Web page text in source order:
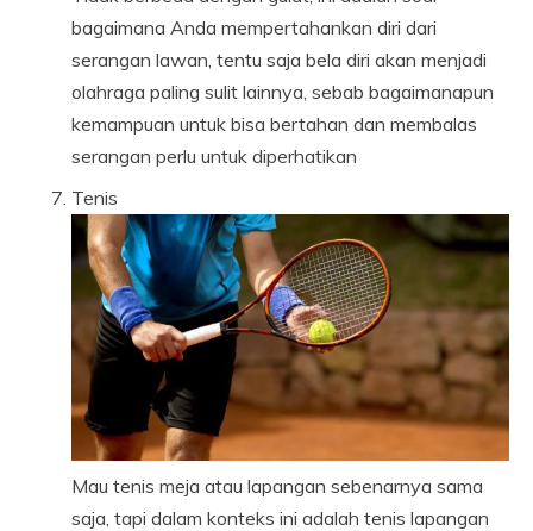
bagaimana Anda mempertahankan diri dari
serangan lawan, tentu saja bela diri akan menjadi
olahraga paling sulit lainnya, sebab bagaimanapun
kemampuan untuk bisa bertahan dan membalas
serangan perlu untuk diperhatikan
Tenis
Mau tenis meja atau lapangan sebenarnya sama
saja, tapi dalam konteks ini adalah tenis lapangan